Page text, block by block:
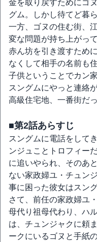
金を取り戻すためにゴ
グム。しかし待てど暮
一方、ゴヌの住む街、
変な問題が持ち上がっ
赤ん坊を引き渡すため
なくして相手の名前も
子供ということでカン
スングムにやっと連絡
高級住宅地、一番街だ
■第2話あらすじ
スングムに電話をして
ンジュことトロフィー
に追いやられ、そのあ
ない家政婦ユ・チュン
事に困った彼女はスン
さて、前任の家政婦ユ
母代り祖母代わり、ハ
は、チュンジャクに頼
ークにいるゴヌと手紙